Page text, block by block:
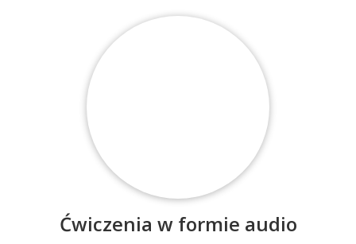
Ćwiczenia w formie audio